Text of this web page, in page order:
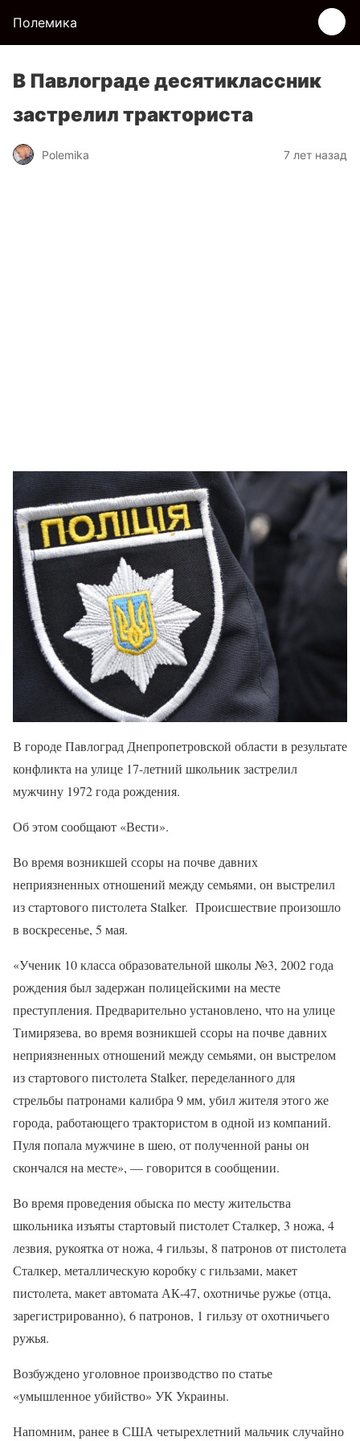
Полемика
В Павлограде десятиклассник
застрелил тракториста
Polemika 7 лет назад
В городе Павлоград Днепропетровской области в результате
конфликта на улице 17-летний школьник застрелил
мужчину 1972 года рождения.
Об этом сообщают «Вести».
Во время возникшей ссоры на почве давних
неприязненных отношений между семьями, он выстрелил
из стартового пистолета Stalker. Происшествие произошло
в воскресенье, 5 мая.
«Ученик 10 класса образовательной школы №3, 2002 года
рождения был задержан полицейскими на месте
преступления. Предварительно установлено, что на улице
Тимирязева, во время возникшей ссоры на почве давних
неприязненных отношений между семьями, он выстрелом
из стартового пистолета Stalker, переделанного для
стрельбы патронами калибра 9 мм, убил жителя этого же
города, работающего трактористом в одной из компаний.
Пуля попала мужчине в шею, от полученной раны он
скончался на месте», — говорится в сообщении.
Во время проведения обыска по месту жительства
школьника изъяты стартовый пистолет Сталкер, 3 ножа, 4
лезвия, рукоятка от ножа, 4 гильзы, 8 патронов от пистолета
Сталкер, металлическую коробку с гильзами, макет
пистолета, макет автомата АК-47, охотничье ружье (отца,
зарегистрированно), 6 патронов, 1 гильзу от охотничьего
ружья.
Возбуждено уголовное производство по статье
«умышленное убийство» УК Украины.
Напомним, ранее в США четырехлетний мальчик случайно